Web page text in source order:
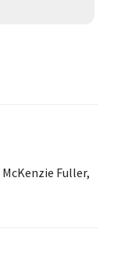
McKenzie Fuller,